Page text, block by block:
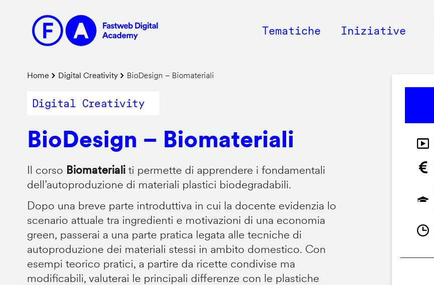
contenuto
principale
Main
Tematiche Iniziative
Briciole
di
Home Digital Creativity BioDesign – Biomateriali
Digital Creativity
BioDesign – Biomateriali
Il corso Biomaterialiti permette di apprendere i fondamentali
dell’autoproduzione di materiali plastici biodegradabili.
Dopo una breve parte introduttiva in cui la docente evidenzia lo
scenario attuale tra ingredienti e motivazioni di una economia
green, passerai a una parte pratica legata alle tecniche di
autoproduzione dei materiali stessi in ambito domestico. Con
esempi teorico pratici, a partire da ricette condivise ma
modificabili, valuterai le principali differenze con le plastiche